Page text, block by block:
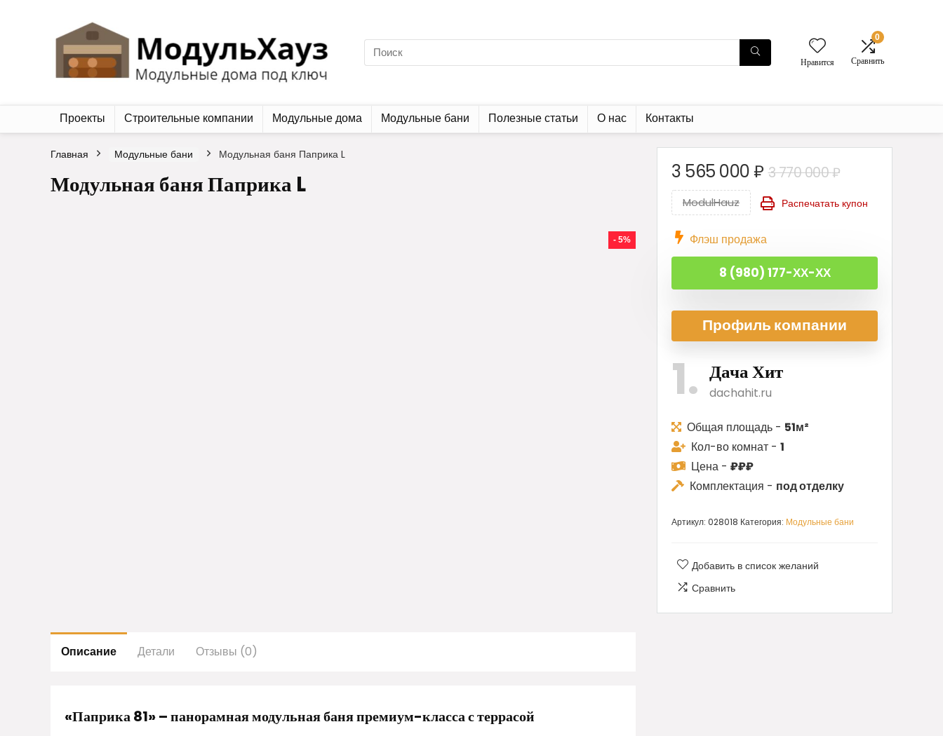
Нравится
0
Сравнить
Проекты Строительные компании Модульные дома Модульные бани Полезные статьи О нас Контакты
Главная Модульные бани Модульная баня Паприка L
Модульная баня Паприка L
- 5%
Описание Детали Отзывы (0)
«Паприка 81» – панорамная модульная баня премиум-класса с террасой
3 770 000₽
составляла
3 565 000₽
Текущая
3
ModulHauz Распечатать купон
Флэш продажа
8 (980) 177-ХХ-ХХ
Профиль компании
1 Дача Хит
dachahit.ru
Общая площадь - 51м²
Кол-во комнат - 1
Цена - ₽₽₽
Комплектация - под отделку
Артикул: 028018 Категория: Модульные бани
Добавить в список желаний
Сравнить